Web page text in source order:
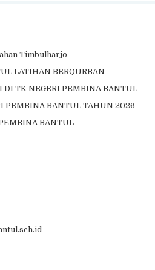
Timbulharjo
LATIHAN BERQURBAN
DI TK NEGERI PEMBINA BANTUL
PEMBINA BANTUL TAHUN 2026
BANTUL